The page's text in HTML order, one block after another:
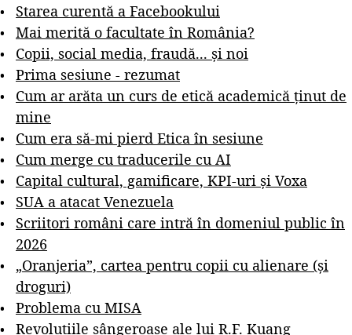
Starea curentă a Facebookului
Mai merită o facultate în România?
Copii, social media, fraudă... și noi
Prima sesiune - rezumat
Cum ar arăta un curs de etică academică ținut de
mine
Cum era să-mi pierd Etica în sesiune
Cum merge cu traducerile cu AI
Capital cultural, gamificare, KPI-uri și Voxa
SUA a atacat Venezuela
Scriitori români care intră în domeniul public în
2026
„Oranjeria”, cartea pentru copii cu alienare (și
droguri)
Problema cu MISA
Revoluțiile sângeroase ale lui R.F. Kuang